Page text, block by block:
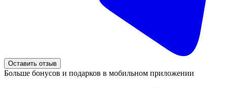
Оставить отзыв
Больше бонусов и подарков в мобильном приложении